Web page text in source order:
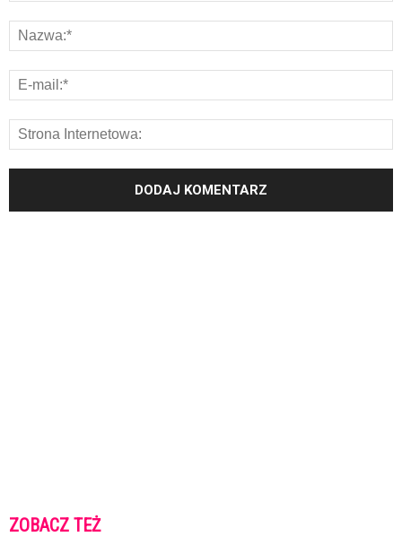
ZOBACZ TEŻ